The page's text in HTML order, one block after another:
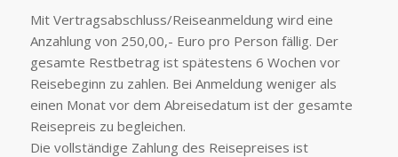
Mit Vertragsabschluss/Reiseanmeldung wird eine
Anzahlung von 250,00,- Euro pro Person fällig. Der
gesamte Restbetrag ist spätestens 6 Wochen vor
Reisebeginn zu zahlen. Bei Anmeldung weniger als
einen Monat vor dem Abreisedatum ist der gesamte
Reisepreis zu begleichen.
Die vollständige Zahlung des Reisepreises ist